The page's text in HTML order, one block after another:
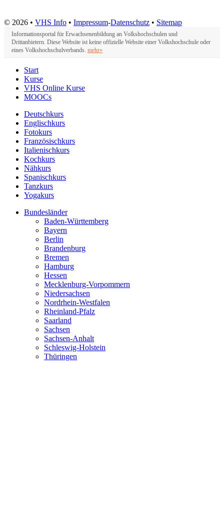
© 2026 • VHS Info • Impressum-Datenschutz • Sitemap
Informationsportal für Erwachsenenbildung an Volkshochschulen und
Drittanbietern. Diese Website ist keine offizielle Website einer Volkshochschule oder
eines Volkshochschulverbands. mehr»
Start
Kurse
VHS Online Kurse
MOOCs
Deutschkurs
Englischkurs
Fotokurs
Französischkurs
Italienischkurs
Kochkurs
Nähkurs
Spanischkurs
Tanzkurs
Yogakurs
Bundesländer
Baden-Württemberg
Bayern
Berlin
Brandenburg
Bremen
Hamburg
Hessen
Mecklenburg-Vorpommern
Niedersachsen
Nordrhein-Westfalen
Rheinland-Pfalz
Saarland
Sachsen
Sachsen-Anhalt
Schleswig-Holstein
Thüringen